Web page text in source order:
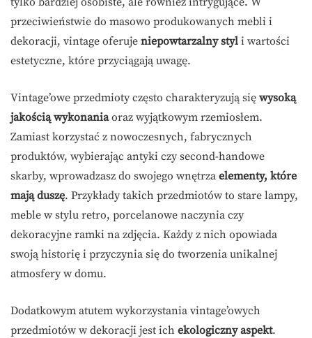
przeciwieństwie do masowo produkowanych mebli i
dekoracji, vintage oferuje niepowtarzalny styl i wartości
estetyczne, które przyciągają uwagę.
Vintage’owe przedmioty często charakteryzują się wysoką
jakością wykonaniaoraz wyjątkowym rzemiosłem.
Zamiast korzystać z nowoczesnych, fabrycznych
produktów, wybierając antyki czy second-handowe
skarby, wprowadzasz do swojego wnętrza elementy, które
mają duszę. Przykłady takich przedmiotów to stare lampy,
meble w stylu retro, porcelanowe naczynia czy
dekoracyjne ramki na zdjęcia. Każdy z nich opowiada
swoją historię i przyczynia się do tworzenia unikalnej
atmosfery w domu.
Dodatkowym atutem wykorzystania vintage’owych
przedmiotów w dekoracji jest ich ekologiczny aspekt.